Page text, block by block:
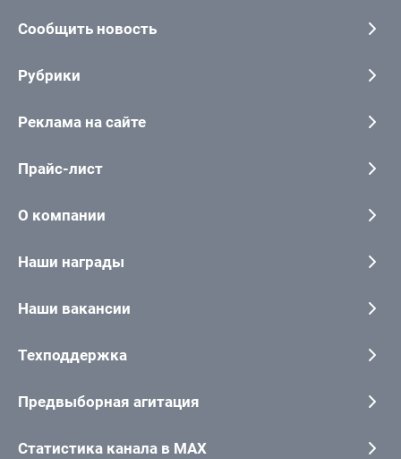
Сообщить новость
Рубрики
Реклама на сайте
Прайс-лист
О компании
Наши награды
Наши вакансии
Техподдержка
Предвыборная агитация
Статистика канала в MAX